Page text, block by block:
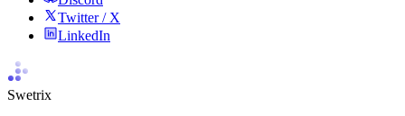
Twitter / X
LinkedIn
Swetrix